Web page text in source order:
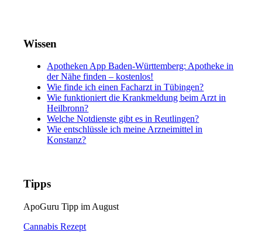
Wissen
Apotheken App Baden-Württemberg: Apotheke in
der Nähe finden – kostenlos!
Wie finde ich einen Facharzt in Tübingen?
Wie funktioniert die Krankmeldung beim Arzt in
Heilbronn?
Welche Notdienste gibt es in Reutlingen?
Wie entschlüssle ich meine Arzneimittel in
Konstanz?
Tipps
ApoGuru Tipp im August
Cannabis Rezept